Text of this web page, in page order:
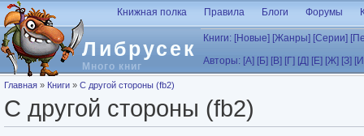
Перейти к основному содержанию
Либрусек
Много книг
Книжная полка Правила Блоги Форумы
Книги: [Новые] [Жанры] [Серии]
Авторы: [А] [Б] [В] [Г] [Д] [Е] [Ж] [З]
Вы здесь
Главная » Книги » С другой стороны (fb2)
С другой стороны (fb2)